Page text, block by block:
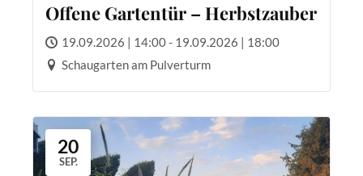
Offene Gartentür – Herbstzauber
19.09.2026 | 14:00 - 19.09.2026 | 18:00
Schaugarten am Pulverturm
20
SEP.